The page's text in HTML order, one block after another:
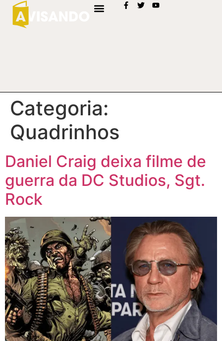
Categoria:
Quadrinhos
Daniel Craig deixa filme de
guerra da DC Studios, Sgt.
Rock